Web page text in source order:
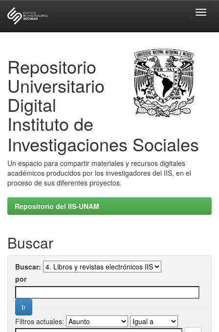
Repositorio
Universitario
Digital
Instituto de
Investigaciones Sociales
Un espacio para compartir materiales y recursos digitales
académicos producidos por los investigadores del IIS, en el
proceso de sus diferentes proyectos.
Repositorio del IIS-UNAM
Buscar
Buscar:
por
Filtros actuales: